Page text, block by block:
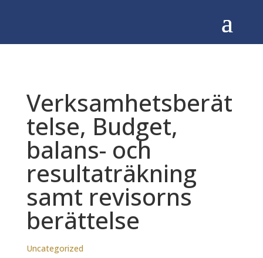
Verksamhetsberät
telse, Budget,
balans- och
resultaträkning
samt revisorns
berättelse
Uncategorized